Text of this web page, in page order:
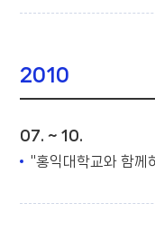
2010
07. ~ 10.
"홍익대학교와 함께